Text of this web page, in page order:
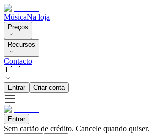
MúsicaNa loja
Preços
Recursos
Contacto
🇵🇹
Entrar Criar conta
Entrar
Sem cartão de crédito. Cancele quando quiser.